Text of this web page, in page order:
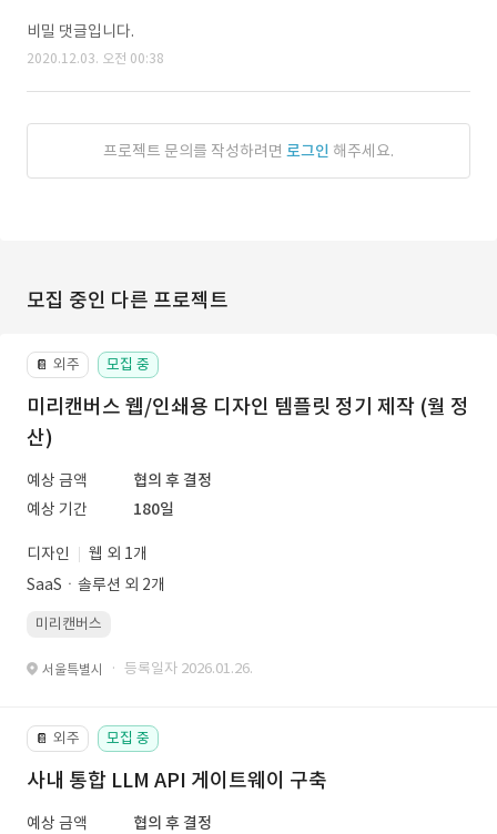
비밀 댓글입니다.
2020.12.03. 오전 00:38
프로젝트 문의를 작성하려면 로그인 해주세요.
모집 중인 다른 프로젝트
📔 외주 모집 중
미리캔버스 웹/인쇄용 디자인 템플릿 정기 제작 (월 정
산)
예상 금액
협의 후 결정
예상 기간
180일
디자인
웹 외 1개
SaaSㆍ솔루션 외 2개
미리캔버스
서울특별시 · 등록일자 2026.01.26.
📔 외주 모집 중
사내 통합 LLM API 게이트웨이 구축
예상 금액
협의 후 결정